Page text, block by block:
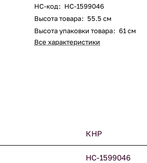
НС-код: НС-1599046
Высота товара: 55.5 см
Высота упаковки товара: 61 см
Все характеристики
КНР
НС-1599046